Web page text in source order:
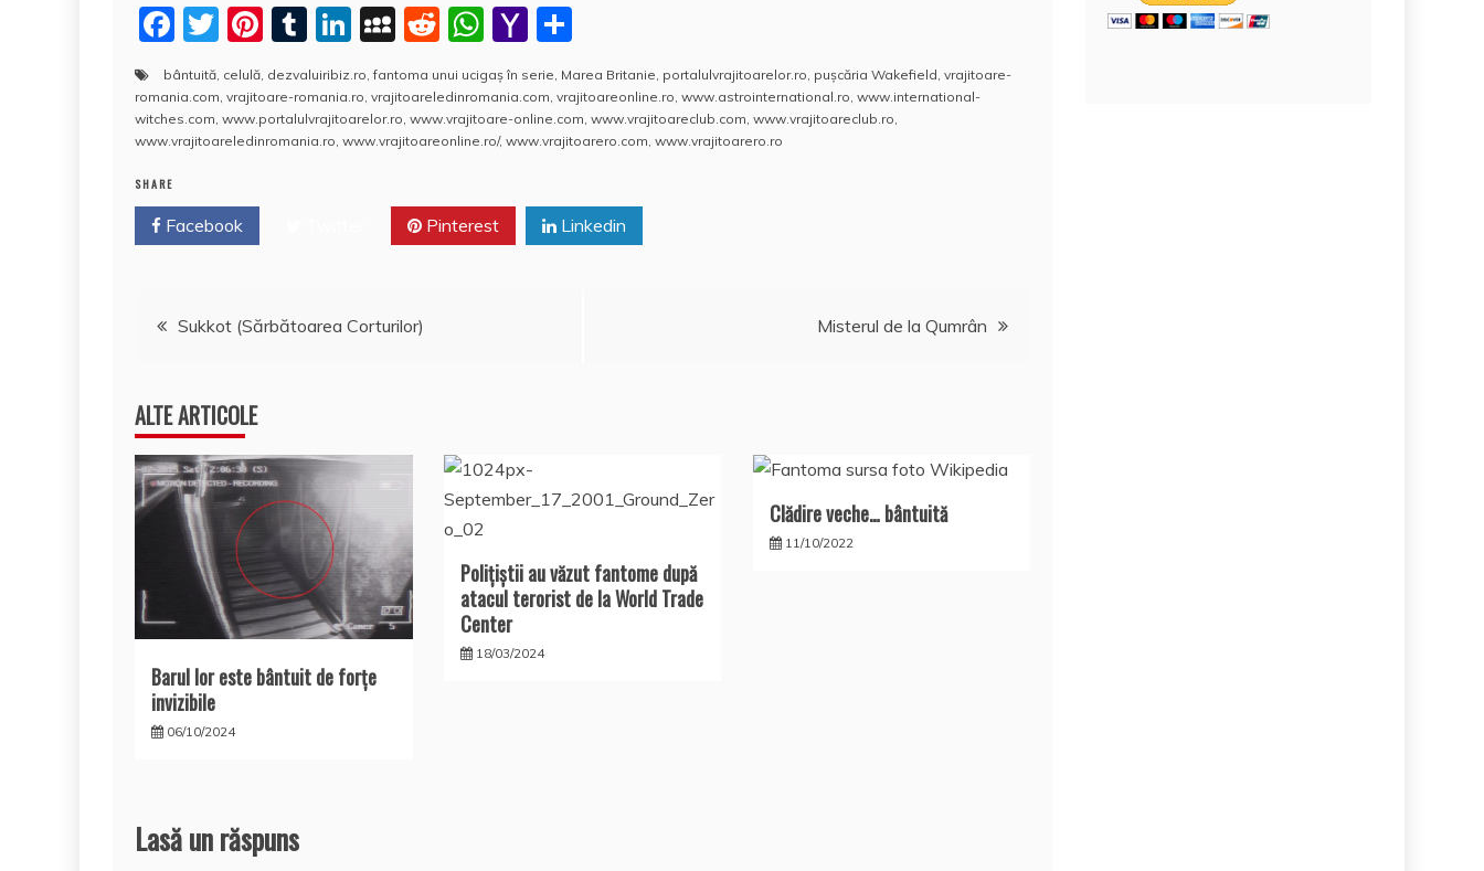
F
a
c
e
o
o
T
w
itt
er
Pi
nt
er
e
T
u
m
bl
Li
k
e
M
y
S
p
c
e
R
e
d
di
W
at
s
p
p
Y
a
h
o
M
ai
rt
aj
a
z
bântuită celulă dezvaluiribiz.ro ,fantoma unui ucigaş în serie Marea Britanie portalulvrajitoarelor.ro puşcăria Wakefield vrajitoare-
romania.com vrajitoare-romania.ro vrajitoareledinromania.com vrajitoareonline.ro www.astrointernational.ro www.international-
witches.com www.portalulvrajitoarelor.ro www.vrajitoare-online.com www.vrajitoareclub.com www.vrajitoareclub.ro
www.vrajitoareledinromania.ro www.vrajitoareonline.ro/, www.vrajitoarero.com www.vrajitoarero.ro
SHARE
Facebook Pinterest Linkedin
Navigare
articole
Sukkot (Sărbătoarea Corturilor) Misterul de la Qumrân
ALTE ARTICOLE
Barul lor este bântuit de forţe
invizibile
06/10/2024
Poliţiştii au văzut fantome după
atacul terorist de la World Trade
Center
18/03/2024
Clădire veche… bântuită
11/10/2022
Lasă un răspuns